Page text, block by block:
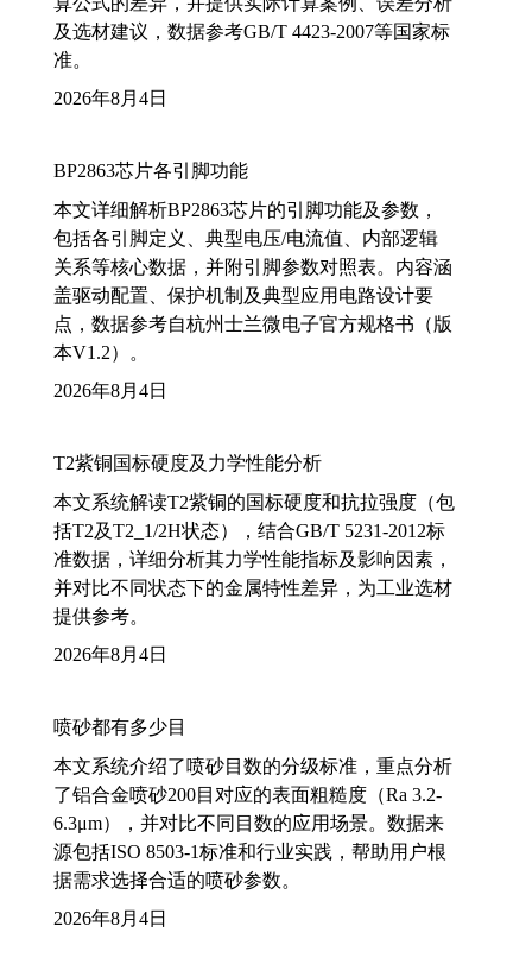
及选材建议，数据参考GB/T 4423-2007等国家标
准。
2026年8月4日
BP2863芯片各引脚功能
本文详细解析BP2863芯片的引脚功能及参数，
包括各引脚定义、典型电压/电流值、内部逻辑
关系等核心数据，并附引脚参数对照表。内容涵
盖驱动配置、保护机制及典型应用电路设计要
点，数据参考自杭州士兰微电子官方规格书（版
本V1.2）。
2026年8月4日
T2紫铜国标硬度及力学性能分析
本文系统解读T2紫铜的国标硬度和抗拉强度（包
括T2及T2_1/2H状态），结合GB/T 5231-2012标
准数据，详细分析其力学性能指标及影响因素，
并对比不同状态下的金属特性差异，为工业选材
提供参考。
2026年8月4日
喷砂都有多少目
本文系统介绍了喷砂目数的分级标准，重点分析
了铝合金喷砂200目对应的表面粗糙度（Ra 3.2-
6.3μm），并对比不同目数的应用场景。数据来
源包括ISO 8503-1标准和行业实践，帮助用户根
据需求选择合适的喷砂参数。
2026年8月4日